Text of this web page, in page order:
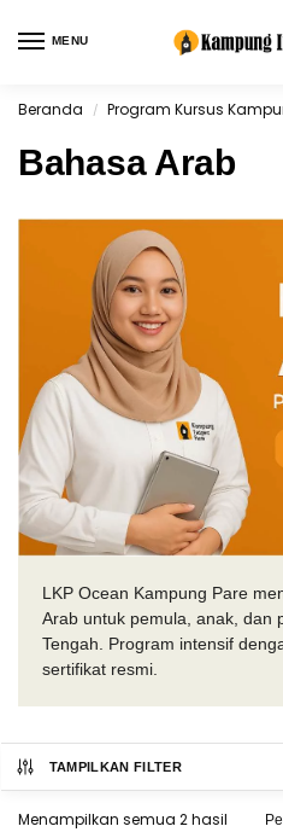
MENU
Beranda / Program Kursus
Bahasa Arab
LKP Ocean Kampung Pare
Arab untuk pemula, anak, dan
Tengah. Program intensif
sertifikat resmi.
TAMPILKAN FILTER
Menampilkan semua 2 hasil